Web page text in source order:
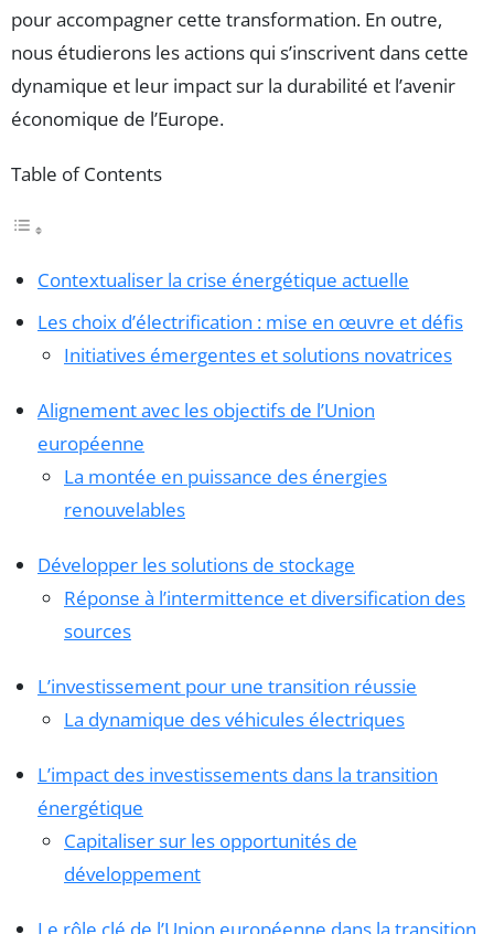
pour accompagner cette transformation. En outre,
nous étudierons les actions qui s’inscrivent dans cette
dynamique et leur impact sur la durabilité et l’avenir
économique de l’Europe.
Table of Contents
Contextualiser la crise énergétique actuelle
Les choix d’électrification : mise en œuvre et défis
Initiatives émergentes et solutions novatrices
Alignement avec les objectifs de l’Union
européenne
La montée en puissance des énergies
renouvelables
Développer les solutions de stockage
Réponse à l’intermittence et diversification des
sources
L’investissement pour une transition réussie
La dynamique des véhicules électriques
L’impact des investissements dans la transition
énergétique
Capitaliser sur les opportunités de
développement